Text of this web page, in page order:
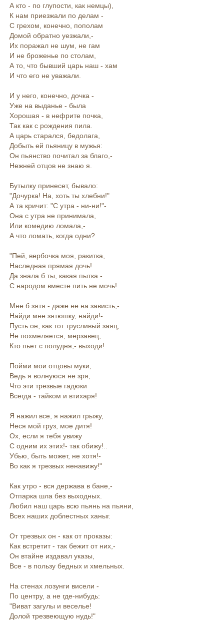
А кто - по глупости, как немцы),
К нам приезжали по делам -
С грехом, конечно, пополам
Домой обратно уезжали,-
Их поражал не шум, не гам
И не броженье по столам,
А то, что бывший царь наш - хам
И что его не уважали.
И у него, конечно, дочка -
Уже на выданье - была
Хорошая - в нефрите почка,
Так как с рождения пила.
А царь старался, бедолага,
Добыть ей пьяницу в мужья:
Он пьянство почитал за благо,-
Нежней отцов не знаю я.
Бутылку принесет, бывало:
"Дочурка! На, хоть ты хлебни!"
А та кричит: "С утра - ни-ни!"-
Она с утра не принимала,
Или комедию ломала,-
А что ломать, когда одни?
"Пей, вербочка моя, ракитка,
Наследная прямая дочь!
Да знала б ты, какая пытка -
С народом вместе пить не мочь!
Мне б зятя - даже не на зависть,-
Найди мне зятюшку, найди!-
Пусть он, как тот трусливый заяц,
Не похмеляется, мерзавец,
Кто пьет с полудня,- выходи!
Пойми мои отцовы муки,
Ведь я волнуюся не зря,
Что эти трезвые гадюки
Всегда - тайком и втихаря!
Я нажил все, я нажил грыжу,
Неся мой груз, мое дитя!
Ох, если я тебя увижу
С одним их этих!- так обижу!..
Убью, быть может, не хотя!-
Во как я трезвых ненавижу!"
Как утро - вся держава в бане,-
Отпарка шла без выходных.
Любил наш царь всю пьянь на пьяни,
Всех наших доблестных ханыг.
От трезвых он - как от проказы:
Как встретит - так бежит от них,-
Он втайне издавал указы,
Все - в пользу бедных и хмельных.
На стенах лозунги висели -
По центру, а не где-нибудь:
"Виват загулы и веселье!
Долой трезвеющую нудь!"